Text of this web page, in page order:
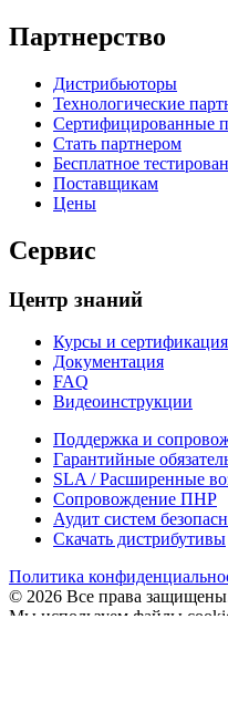
Партнерство
Дистрибьюторы
Технологические
Сертифицированные
Стать партнером
Бесплатное
Поставщикам
Цены
Сервис
Центр знаний
Курсы и сертификация
Документация
FAQ
Видеоинструкции
Поддержка и
Гарантийные
SLA / Расширенные
Сопровождение ПНР
Аудит систем
Скачать дистрибутивы
Политика
© 2026 Все права
Мы используем файлы